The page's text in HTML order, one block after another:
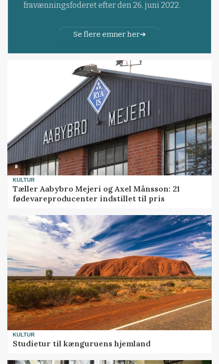
fravænningsfoderet efter den 26. juni 2022.
Se flere emner her
KULTUR
Tæller Aabybro Mejeri og Axel Månsson: 21
fødevareproducenter indstillet til pris
KULTUR
Studietur til kænguruens hjemland